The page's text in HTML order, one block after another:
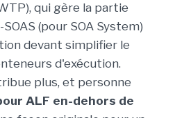
qui gère la partie
(pour SOA System)
devant simplifier le
d'exécution.
plus, et personne
ALF en-dehors de